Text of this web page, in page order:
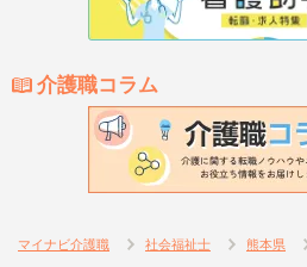
介護職コラム
マイナビ介護職 社会福祉士 熊本県